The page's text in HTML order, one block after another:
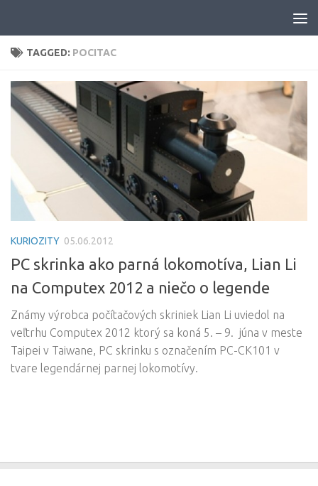
TAGGED: POCITAC
KURIOZITY 05.06.2012
PC skrinka ako parná lokomotíva, Lian Li
na Computex 2012 a niečo o legende
Známy výrobca počítačových skriniek Lian Li uviedol na
veľtrhu Computex 2012 ktorý sa koná 5. – 9. júna v meste
Taipei v Taiwane, PC skrinku s označením PC-CK101 v
tvare legendárnej parnej lokomotívy.